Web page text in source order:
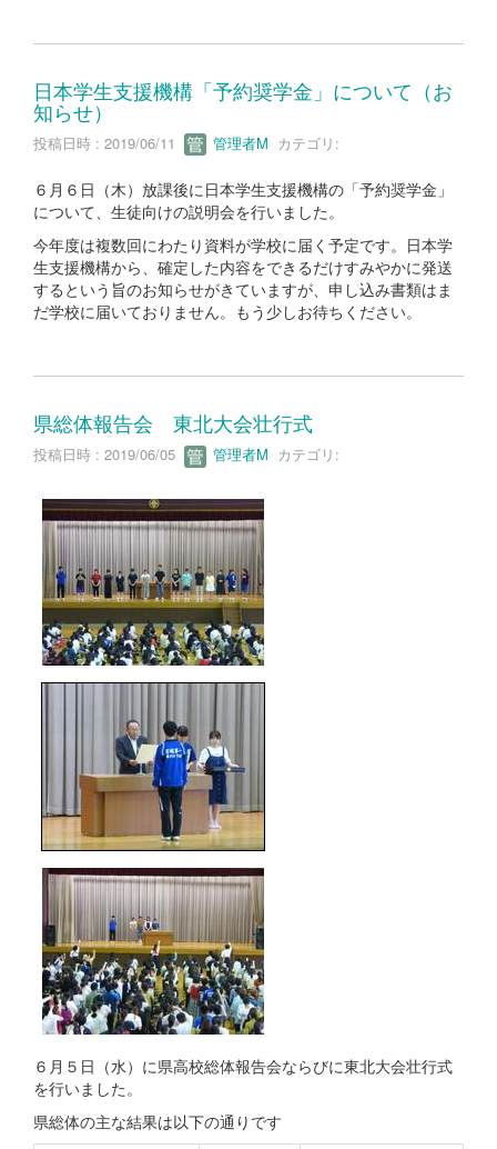
日本学生支援機構「予約奨学金」について（お
知らせ）
投稿日時 : 2019/06/11 管理者M カテゴリ:
６月６日（木）放課後に日本学生支援機構の「予約奨学金」
について、生徒向けの説明会を行いました。
今年度は複数回にわたり資料が学校に届く予定です。日本学
生支援機構から、確定した内容をできるだけすみやかに発送
するという旨のお知らせがきていますが、申し込み書類はま
だ学校に届いておりません。もう少しお待ちください。
県総体報告会 東北大会壮行式
投稿日時 : 2019/06/05 管理者M カテゴリ:
６月５日（水）に県高校総体報告会ならびに東北大会壮行式
を行いました。
県総体の主な結果は以下の通りです